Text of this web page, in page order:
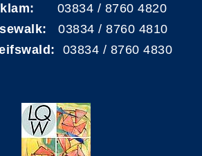
03834 / 8760 4820
03834 / 8760 4810
03834 / 8760 4830